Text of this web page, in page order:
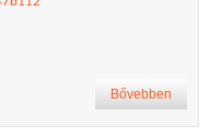
Bővebben